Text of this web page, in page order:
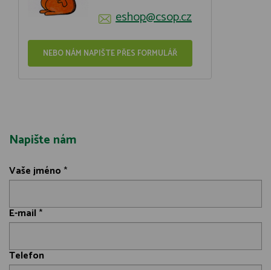
eshop@csop.cz
NEBO NÁM NAPIŠTE PŘES FORMULÁŘ
Napište nám
Vaše jméno *
E-mail *
Telefon